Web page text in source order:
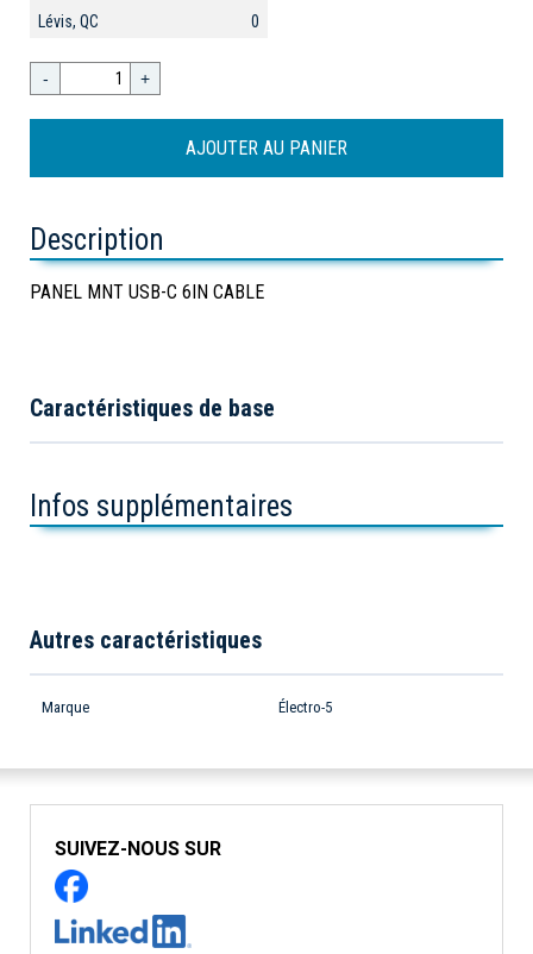
Lévis, QC
0
- +
Description
PANEL MNT USB-C 6IN CABLE
Caractéristiques de base
Infos supplémentaires
Autres caractéristiques
Marque Électro-5
SUIVEZ-NOUS SUR